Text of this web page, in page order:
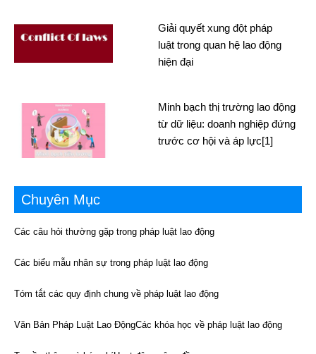
Giải quyết xung đột pháp
luật trong quan hệ lao động
hiện đại
Minh bạch thị trường lao động
từ dữ liệu: doanh nghiệp đứng
trước cơ hội và áp lực[1]
Chuyên Mục
Các câu hỏi thường gặp trong pháp luật lao động
Các biểu mẫu nhân sự trong pháp luật lao động
Tóm tắt các quy định chung về pháp luật lao động
Văn Bản Pháp Luật Lao ĐộngCác khóa học về pháp luật lao động